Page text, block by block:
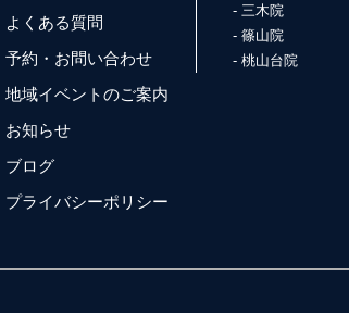
よくある質問
予約・お問い合わせ
地域イベントのご案内
お知らせ
ブログ
プライバシーポリシー
三木院
篠山院
桃山台院